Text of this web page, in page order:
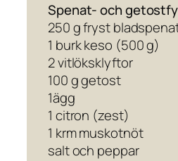
Spenat- och
250 g fryst
1 burk keso (500 g)
2 vitlöksklyftor
100 g getost
1ägg
1 citron (zest)
1 krm muskotnöt
salt och peppar